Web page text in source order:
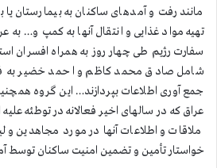
مانند رفت و آمدهای ساكنان به بیمارستان
تهیه مواد غذایی و انتقال آنها به كمپ و… به
سفارت رژیم طی چهار روز به همراه افسران
شامل صادق محمد كاظم و احمد خضیر به
جمع آوری اطلاعات بپردازند… این گروه
عراق كه در سالهای اخیر فعالانه در توطئه
خواستار تأمین و تضمین امنیت ساكنان توسط